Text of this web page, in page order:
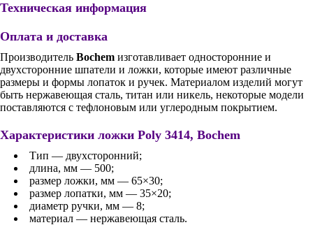
Техническая информация
Оплата и доставка
Производитель Bochem изготавливает односторонние и
двухсторонние шпатели и ложки, которые имеют различные
размеры и формы лопаток и ручек. Материалом изделий могут
быть нержавеющая сталь, титан или никель, некоторые модели
поставляются с тефлоновым или углеродным покрытием.
Характеристики ложки Poly 3414, Bochem
Тип — двухсторонний;
длина, мм — 500;
размер ложки, мм — 65×30;
размер лопатки, мм — 35×20;
диаметр ручки, мм — 8;
материал — нержавеющая сталь.